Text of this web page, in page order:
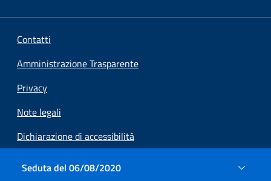
Seduta del 06/08/2020
Contatti
Amministrazione Trasparente
Privacy
Note legali
Dichiarazione di accessibilità
Preferenze cookie